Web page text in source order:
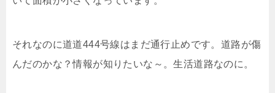
それなのに道道444号線はまだ通行止めです。道路が傷
んだのかな？情報が知りたいな～。生活道路なのに。